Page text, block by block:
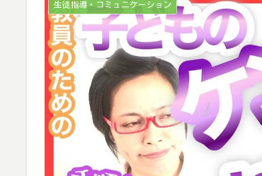
生徒指導・コミュニケーション